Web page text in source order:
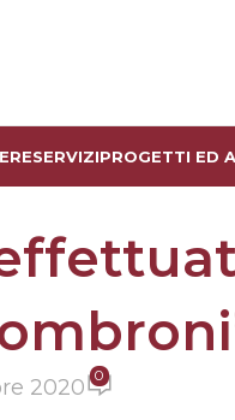
SERVIZIPROGETTI ED
2020 0